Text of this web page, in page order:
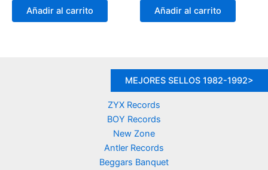
original
era:
actual
es:
Añadir al carrito
original
era:
actual
es:
Añadir al carrito
MEJORES SELLOS 1982-1992>
ZYX Records
BOY Records
New Zone
Antler Records
Beggars Banquet